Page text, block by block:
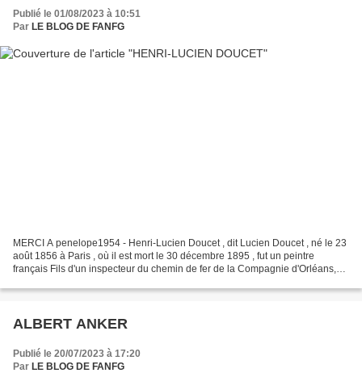
Publié le 01/08/2023 à 10:51
Par LE BLOG DE FANFG
MERCI A penelope1954 - Henri-Lucien Doucet , dit Lucien Doucet , né le 23
août 1856 à Paris , où il est mort le 30 décembre 1895 , fut un peintre
français Fils d'un inspecteur du chemin de fer de la Compagnie d'Orléans,
ALBERT ANKER
Publié le 20/07/2023 à 17:20
Par LE BLOG DE FANFG